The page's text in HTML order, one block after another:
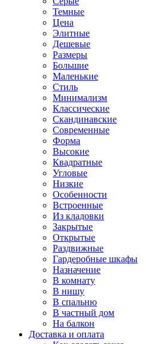
Темные
Цена
Элитные
Дешевые
Размеры
Большие
Маленькие
Стиль
Минимализм
Классические
Скандинавские
Современные
Форма
Высокие
Квадратные
Угловые
Низкие
Особенности
Встроенные
Из кладовки
Закрытые
Открытые
Раздвижные
Гардеробные шкафы
Назначение
В комнату
В нишу
В спальню
В частный дом
На балкон
Доставка и оплата